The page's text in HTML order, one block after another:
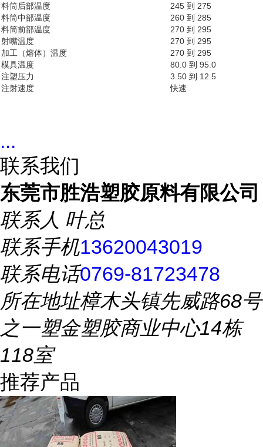
料筒后部温度
245 到 275
料筒中部温度
260 到 285
料筒前部温度
270 到 295
射嘴温度
270 到 295
加工（熔体）温度
270 到 295
模具温度
80.0 到 95.0
注塑压力
3.50 到 12.5
注射速度
快速
...
联系我们
东莞市胜浩塑胶原料有限公司
联系人 叶总
联系手机13620043019
联系电话0769-81723478
所在地址樟木头镇先威路68号
之一塑金塑胶商业中心14栋
118室
推荐产品